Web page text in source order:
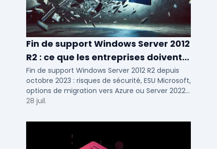
Fin de support Windows Server 2012
R2 : ce que les entreprises doivent
savoir
Fin de support Windows Server 2012 R2 depuis
octobre 2023 : risques de sécurité, ESU Microsoft,
options de migration vers Azure ou Server 2022
pour TPE, PME et ETI.
28 juil.